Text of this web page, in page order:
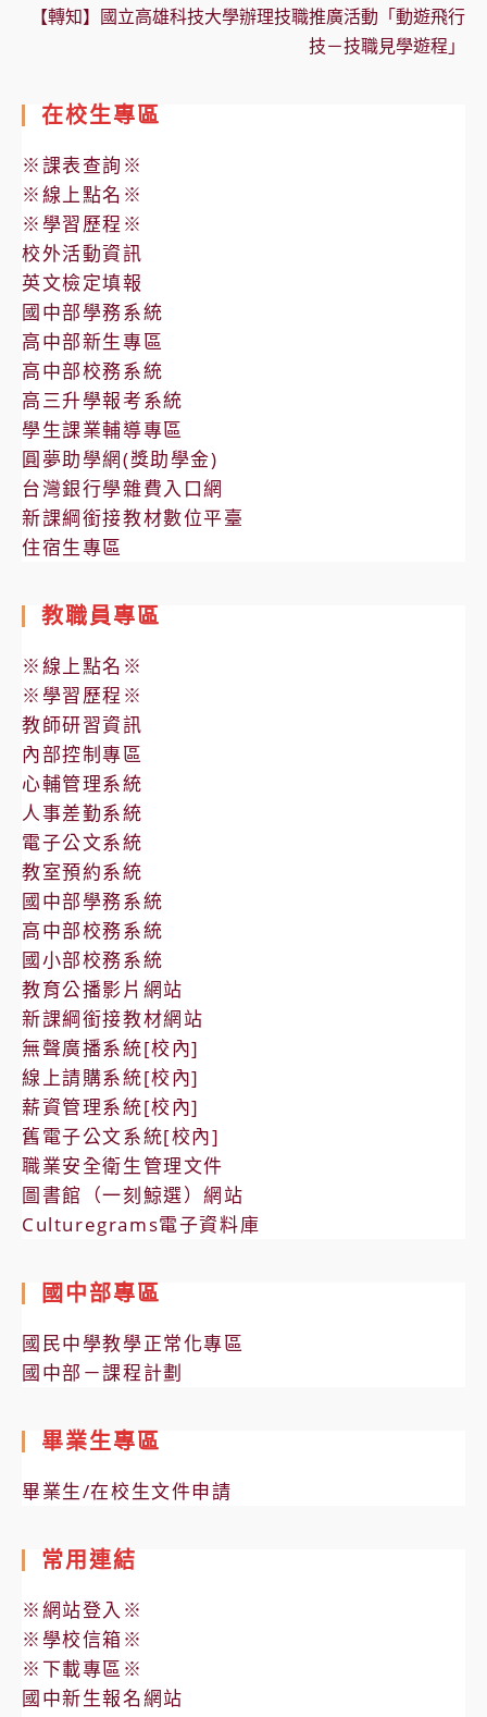
【轉知】國立高雄科技大學辦理技職推廣活動「動遊飛行
技－技職見學遊程」
在校生專區
※課表查詢※
※線上點名※
※學習歷程※
校外活動資訊
英文檢定填報
國中部學務系統
高中部新生專區
高中部校務系統
高三升學報考系統
學生課業輔導專區
圓夢助學網(獎助學金)
台灣銀行學雜費入口網
新課綱銜接教材數位平臺
住宿生專區
教職員專區
※線上點名※
※學習歷程※
教師研習資訊
內部控制專區
心輔管理系統
人事差勤系統
電子公文系統
教室預約系統
國中部學務系統
高中部校務系統
國小部校務系統
教育公播影片網站
新課綱銜接教材網站
無聲廣播系統[校內]
線上請購系統[校內]
薪資管理系統[校內]
舊電子公文系統[校內]
職業安全衛生管理文件
圖書館（一刻鯨選）網站
Culturegrams電子資料庫
國中部專區
國民中學教學正常化專區
國中部－課程計劃
畢業生專區
畢業生/在校生文件申請
常用連結
※網站登入※
※學校信箱※
※下載專區※
國中新生報名網站